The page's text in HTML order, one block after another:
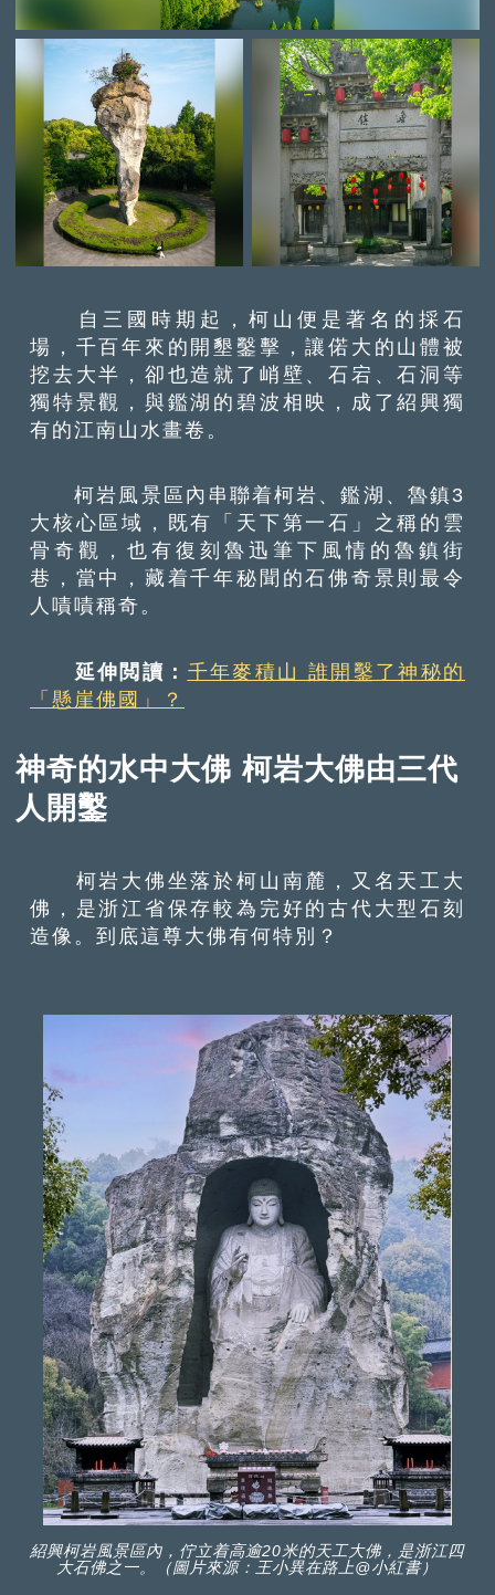
自三國時期起，柯山便是著名的採石
場，千百年來的開墾鑿擊，讓偌大的山體被
挖去大半，卻也造就了峭壁、石宕、石洞等
獨特景觀，與鑑湖的碧波相映，成了紹興獨
有的江南山水畫卷。
柯岩風景區內串聯着柯岩、鑑湖、魯鎮3
大核心區域，既有「天下第一石」之稱的雲
骨奇觀，也有復刻魯迅筆下風情的魯鎮街
巷，當中，藏着千年秘聞的石佛奇景則最令
人嘖嘖稱奇。
延伸閲讀： 千年麥積山 誰開鑿了神秘的
「懸崖佛國」？
神奇的水中大佛 柯岩大佛由三代
人開鑿
柯岩大佛坐落於柯山南麓，又名天工大
佛，是浙江省保存較為完好的古代大型石刻
造像。到底這尊大佛有何特別？
紹興柯岩風景區內，佇立着高逾20米的天工大佛，是浙江四
大石佛之一。（圖片來源：王小異在路上@小紅書）